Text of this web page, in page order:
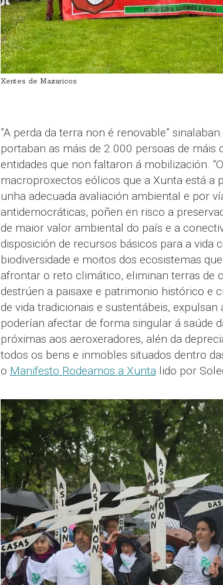
Xentes de Mazaricos
”A perda da terra non é renovable”
portaban as máis de 2.000 persoas de máis
entidades que non faltaron á mobilización.
macroproxectos eólicos que a Xunta está a
unha adecuada avaliación ambiental e por
antidemocráticas, poñen en risco a
de maior valor ambiental do país e a
disposición de recursos básicos para a vida
biodiversidade e moitos dos ecosistemas
afrontar o reto climático, eliminan terras de
destrúen a paisaxe e patrimonio histórico e
de vida tradicionais e sustentábeis, expulsan
poderían afectar de forma singular á saúde
próximas aos aeroxeradores, alén da
todos os bens e inmobles situados dentro
o Manifesto Rodeamos a Xuntalido por